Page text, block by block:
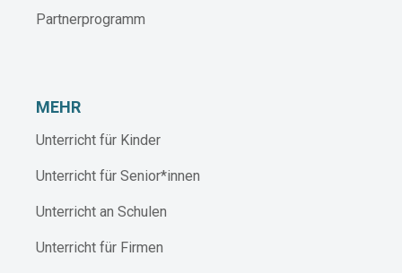
Partnerprogramm
MEHR
Unterricht für Kinder
Unterricht für Senior*innen
Unterricht an Schulen
Unterricht für Firmen